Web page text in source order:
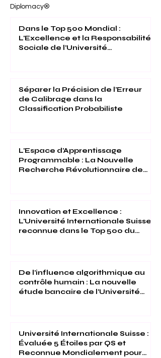
Diplomacy®
Dans le Top 500 Mondial :
L'Excellence et la Responsabilité
Sociale de l'Université
Séparer la Précision de l'Erreur
de Calibrage dans la
Classification Probabiliste
L'Espace d'Apprentissage
Programmable : La Nouvelle
Recherche Révolutionnaire de
Innovation et Excellence :
L'Université Internationale Suisse
reconnue dans le Top 500 du
De l'influence algorithmique au
contrôle humain : La nouvelle
étude bancaire de l'Université
Université Internationale Suisse :
Évaluée 5 Étoiles par QS et
Reconnue Mondialement pour